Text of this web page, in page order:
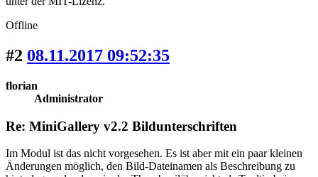
Offline
#2 08.11.2017 09:52:35
florian
Administrator
Re: MiniGallery v2.2 Bildunterschriften
Im Modul ist das nicht vorgesehen. Es ist aber mit ein paar kleinen
Änderungen möglich, den Bild-Dateinamen als Beschreibung zu